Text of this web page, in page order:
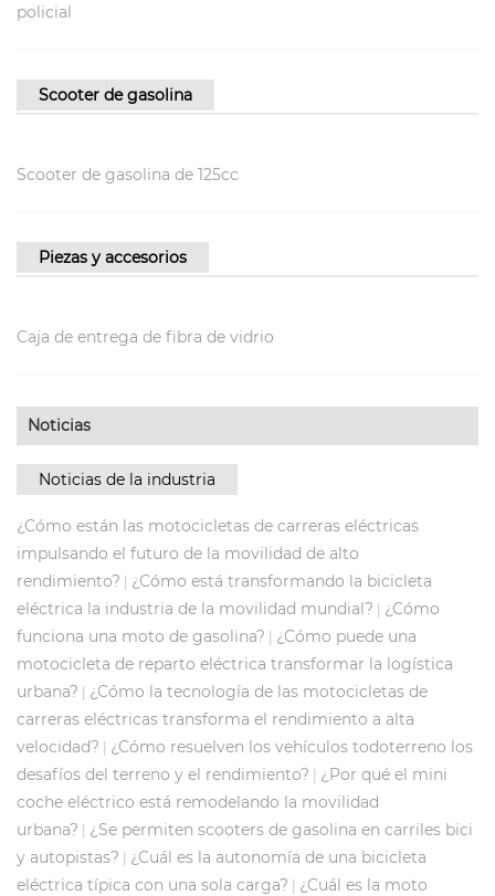
policial
Scooter de gasolina
Scooter de gasolina de 125cc
Piezas y accesorios
Caja de entrega de fibra de vidrio
Noticias
Noticias de la industria
¿Cómo están las motocicletas de carreras eléctricas
impulsando el futuro de la movilidad de alto
rendimiento?
¿Cómo está transformando la bicicleta
eléctrica la industria de la movilidad mundial?
¿Cómo
funciona una moto de gasolina?
¿Cómo puede una
motocicleta de reparto eléctrica transformar la logística
urbana?
¿Cómo la tecnología de las motocicletas de
carreras eléctricas transforma el rendimiento a alta
velocidad?
¿Cómo resuelven los vehículos todoterreno los
desafíos del terreno y el rendimiento?
¿Por qué el mini
coche eléctrico está remodelando la movilidad
urbana?
¿Se permiten scooters de gasolina en carriles bici
y autopistas?
¿Cuál es la autonomía de una bicicleta
eléctrica típica con una sola carga?
¿Cuál es la moto